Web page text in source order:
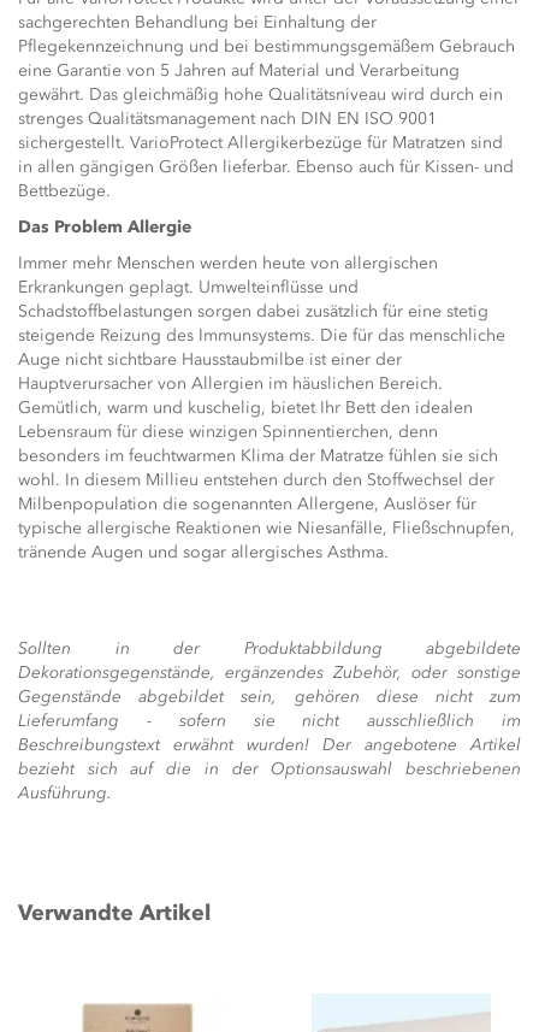
sachgerechten Behandlung bei Einhaltung der
Pflegekennzeichnung und bei bestimmungsgemäßem Gebrauch
eine Garantie von 5 Jahren auf Material und Verarbeitung
gewährt. Das gleichmäßig hohe Qualitätsniveau wird durch ein
strenges Qualitätsmanagement nach DIN EN ISO 9001
sichergestellt. VarioProtect Allergikerbezüge für Matratzen sind
in allen gängigen Größen lieferbar. Ebenso auch für Kissen- und
Bettbezüge.
Das Problem Allergie
Immer mehr Menschen werden heute von allergischen
Erkrankungen geplagt. Umwelteinflüsse und
Schadstoffbelastungen sorgen dabei zusätzlich für eine stetig
steigende Reizung des Immunsystems. Die für das menschliche
Auge nicht sichtbare Hausstaubmilbe ist einer der
Hauptverursacher von Allergien im häuslichen Bereich.
Gemütlich, warm und kuschelig, bietet Ihr Bett den idealen
Lebensraum für diese winzigen Spinnentierchen, denn
besonders im feuchtwarmen Klima der Matratze fühlen sie sich
wohl. In diesem Millieu entstehen durch den Stoffwechsel der
Milbenpopulation die sogenannten Allergene, Auslöser für
typische allergische Reaktionen wie Niesanfälle, Fließschnupfen,
tränende Augen und sogar allergisches Asthma.
Sollten in der Produktabbildung abgebildete
Dekorationsgegenstände, ergänzendes Zubehör, oder sonstige
Gegenstände abgebildet sein, gehören diese nicht zum
Lieferumfang - sofern sie nicht ausschließlich im
Beschreibungstext erwähnt wurden! Der angebotene Artikel
bezieht sich auf die in der Optionsauswahl beschriebenen
Ausführung.
Verwandte Artikel